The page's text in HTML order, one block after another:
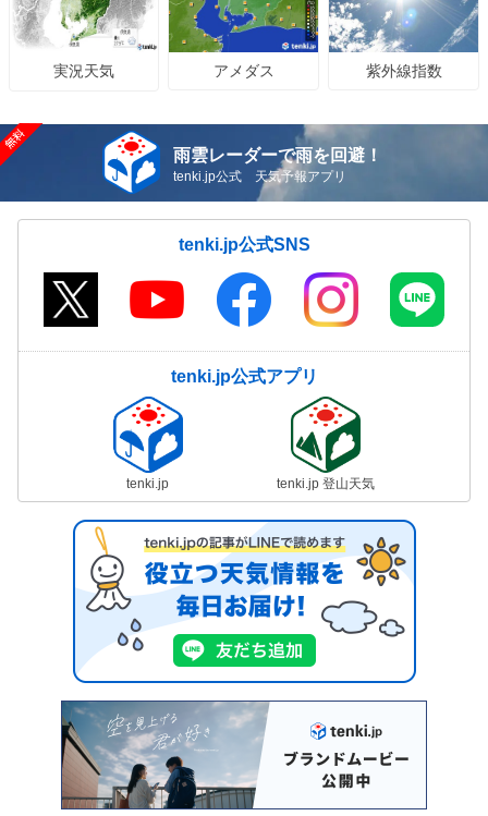
実況天気 アメダス 紫外線指数
雨雲レーダーで雨を回避！
tenki.jp公式 天気予報アプリ
tenki.jp公式SNS
tenki.jp公式アプリ
tenki.jp tenki.jp 登山天気